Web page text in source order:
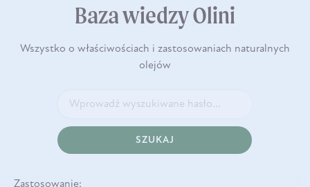
Baza wiedzy Olini
Wszystko o właściwościach i zastosowaniach naturalnych
olejów
SZUKAJ
Zastosowanie: